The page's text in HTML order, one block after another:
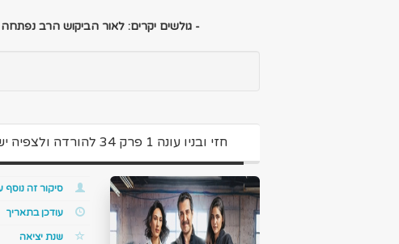
- גולשים יקרים: לאור הביקוש הרב
חזי ובניו עונה 1 פרק 34 להורדה ולצפיה ישירה
סיקור זה נוסף
עודכן בתאריך
שנת יציאה